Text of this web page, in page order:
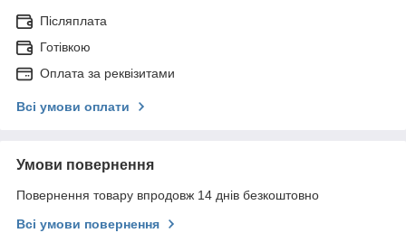
Післяплата
Готівкою
Оплата за реквізитами
Всі умови оплати
Умови повернення
Повернення товару впродовж 14 днів безкоштовно
Всі умови повернення